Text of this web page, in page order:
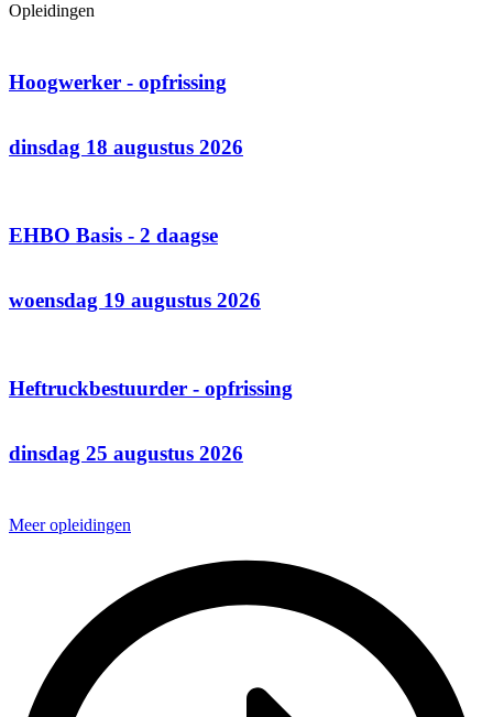
Opleidingen
Hoogwerker - opfrissing
dinsdag 18 augustus 2026
EHBO Basis - 2 daagse
woensdag 19 augustus 2026
Heftruckbestuurder - opfrissing
dinsdag 25 augustus 2026
Meer opleidingen